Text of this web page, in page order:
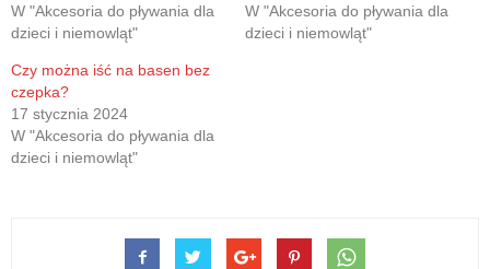
W "Akcesoria do pływania dla
dzieci i niemowląt"
W "Akcesoria do pływania dla
dzieci i niemowląt"
Czy można iść na basen bez
czepka?
17 stycznia 2024
W "Akcesoria do pływania dla
dzieci i niemowląt"